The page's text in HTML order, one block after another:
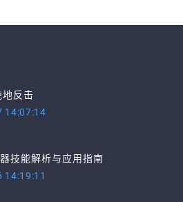
地反击
14:07:14
技能解析与应用指南
14:19:11